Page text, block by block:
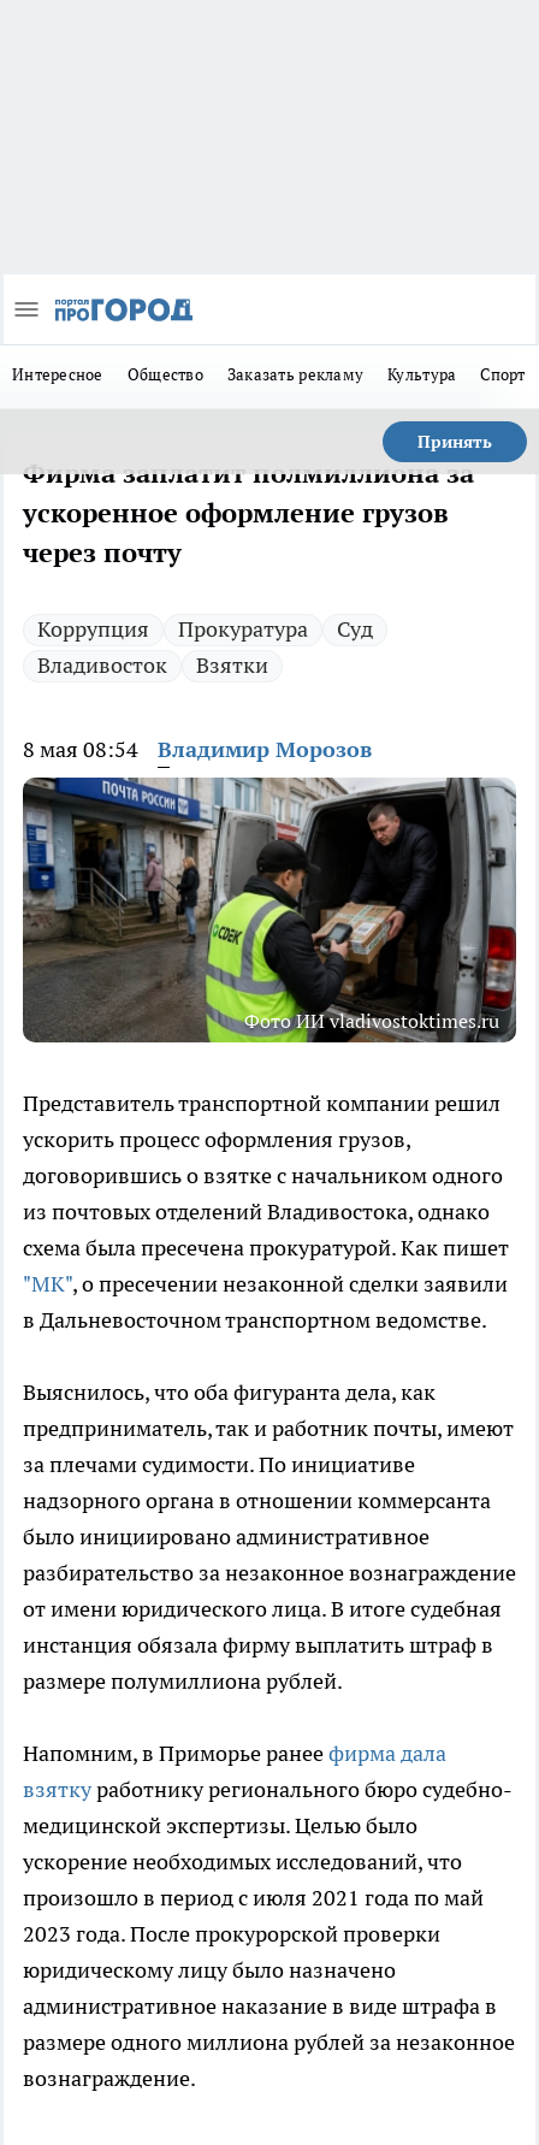
Интересное Общество Заказать рекламу Культура Спорт
Принять
Фирма заплатит полмиллиона за
ускоренное оформление грузов
через почту
Коррупция Прокуратура
Суд
Владивосток
Взятки
8 мая 08:54 Владимир Морозов
Фото ИИ vladivostoktimes.ru
Представитель транспортной компании решил
ускорить процесс оформления грузов,
договорившись о взятке с начальником одного
из почтовых отделений Владивостока, однако
схема была пресечена прокуратурой. Как пишет
"МК", о пресечении незаконной сделки заявили
в Дальневосточном транспортном ведомстве.
Выяснилось, что оба фигуранта дела, как
предприниматель, так и работник почты, имеют
за плечами судимости. По инициативе
надзорного органа в отношении коммерсанта
было инициировано административное
разбирательство за незаконное вознаграждение
от имени юридического лица. В итоге судебная
инстанция обязала фирму выплатить штраф в
размере полумиллиона рублей.
Напомним, в Приморье ранеефирма дала
взяткуработнику регионального бюро судебно-
медицинской экспертизы. Целью было
ускорение необходимых исследований, что
произошло в период с июля 2021 года по май
2023 года. После прокурорской проверки
юридическому лицу было назначено
административное наказание в виде штрафа в
размере одного миллиона рублей за незаконное
вознаграждение.